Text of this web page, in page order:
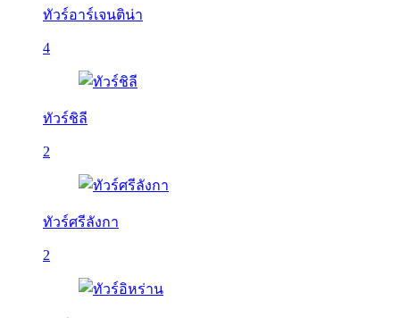
ทัวร์อาร์เจนติน่า
4
ทัวร์ชิลี
2
ทัวร์ศรีลังกา
2